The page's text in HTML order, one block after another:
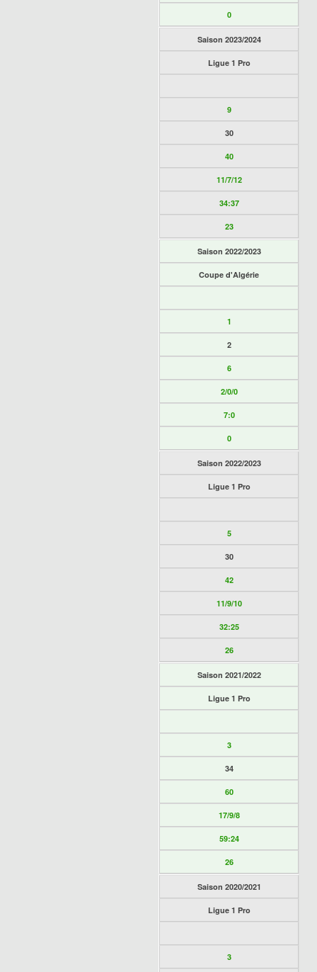
0
Saison 2023/2024
Ligue 1 Pro
9
30
40
11/7/12
34:37
23
Saison 2022/2023
Coupe d'Algérie
1
2
6
2/0/0
7:0
0
Saison 2022/2023
Ligue 1 Pro
5
30
42
11/9/10
32:25
26
Saison 2021/2022
Ligue 1 Pro
3
34
60
17/9/8
59:24
26
Saison 2020/2021
Ligue 1 Pro
3